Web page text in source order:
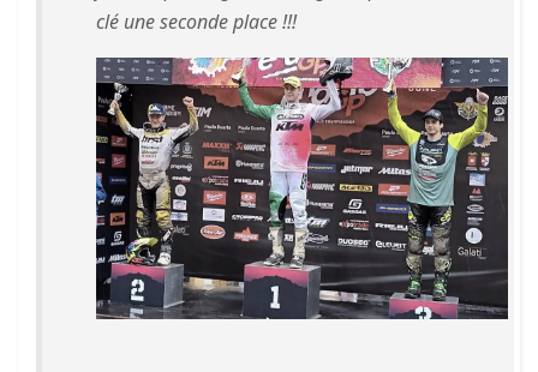
clé une seconde place !!!